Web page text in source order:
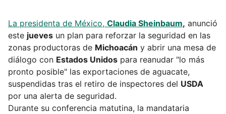
La presidenta de México, Claudia Sheinbaum, anunció
este jueves un plan para reforzar la seguridad en las
zonas productoras de Michoacán y abrir una mesa de
diálogo con Estados Unidos para reanudar "lo más
pronto posible" las exportaciones de aguacate,
suspendidas tras el retiro de inspectores del USDA
por una alerta de seguridad.
Durante su conferencia matutina, la mandataria